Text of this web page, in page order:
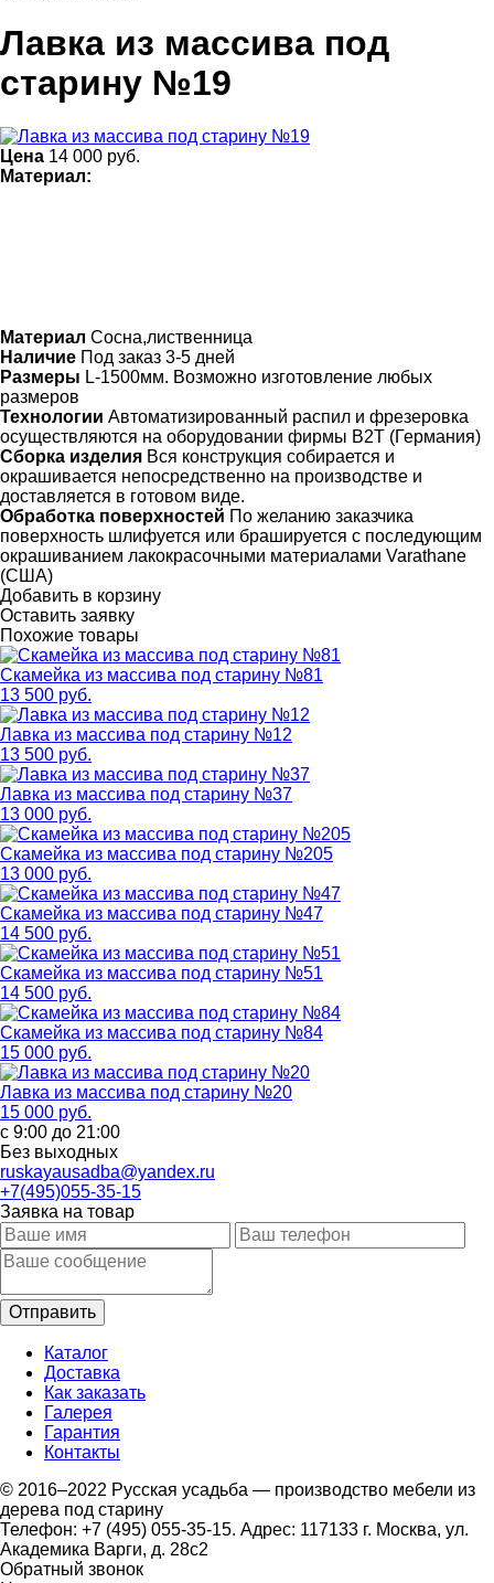
Лавка из массива под
старину №19
Цена 14 000 руб.
Материал:
Материал Сосна,лиственница
Наличие Под заказ 3-5 дней
Размеры L-1500мм. Возможно изготовление любых
размеров
Технологии Автоматизированный распил и фрезеровка
осуществляются на оборудовании фирмы B2T (Германия)
Сборка изделия Вся конструкция собирается и
окрашивается непосредственно на производстве и
доставляется в готовом виде.
Обработка поверхностей По желанию заказчика
поверхность шлифуется или брашируется с последующим
окрашиванием лакокрасочными материалами Varathane
(США)
Добавить в корзину
Оставить заявку
Похожие товары
Скамейка из массива под старину №81
13 500 руб.
Лавка из массива под старину №12
13 500 руб.
Лавка из массива под старину №37
13 000 руб.
Скамейка из массива под старину №205
13 000 руб.
Скамейка из массива под старину №47
14 500 руб.
Скамейка из массива под старину №51
14 500 руб.
Скамейка из массива под старину №84
15 000 руб.
Лавка из массива под старину №20
15 000 руб.
с 9:00 до 21:00
Без выходных
ruskayausadba@yandex.ru
+7(495)055-35-15
Заявка на товар
Каталог
Доставка
Как заказать
Галерея
Гарантия
Контакты
© 2016–2022 Русская усадьба — производство мебели из
дерева под старину
Телефон: +7 (495) 055-35-15. Адрес: 117133 г. Москва, ул.
Академика Варги, д. 28с2
Обратный звонок